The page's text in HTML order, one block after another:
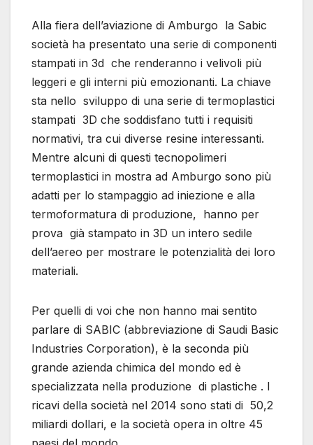
Alla fiera dell’aviazione di Amburgo la Sabic
società ha presentato una serie di componenti
stampati in 3d che renderanno i velivoli più
leggeri e gli interni più emozionanti. La chiave
sta nello sviluppo di una serie di termoplastici
stampati 3D che soddisfano tutti i requisiti
normativi, tra cui diverse resine interessanti.
Mentre alcuni di questi tecnopolimeri
termoplastici in mostra ad Amburgo sono più
adatti per lo stampaggio ad iniezione e alla
termoformatura di produzione, hanno per
prova già stampato in 3D un intero sedile
dell’aereo per mostrare le potenzialità dei loro
materiali.
Per quelli di voi che non hanno mai sentito
parlare di SABIC (abbreviazione di Saudi Basic
Industries Corporation), è la seconda più
grande azienda chimica del mondo ed è
specializzata nella produzione di plastiche . I
ricavi della società nel 2014 sono stati di 50,2
miliardi dollari, e la società opera in oltre 45